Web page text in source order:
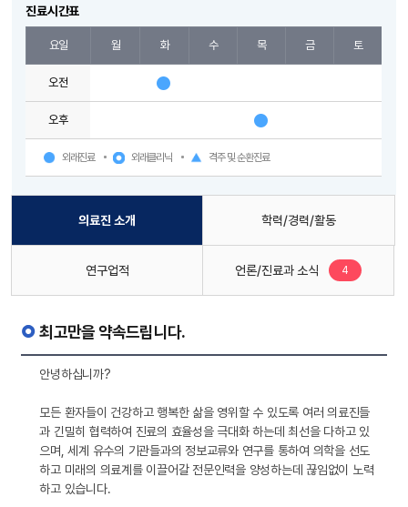
진료시간표
요일 월 화 수 목 금 토
오전
오후
외래진료 외래클리닉 격주 및 순환진료
의료진 소개 학력/경력/활동
연구업적 언론/진료과 소식 4
최고만을 약속드립니다.
안녕하십니까?
모든 환자들이 건강하고 행복한 삶을 영위할 수 있도록 여러 의료진들
과 긴밀히 협력하여 진료의 효율성을 극대화 하는데 최선을 다하고 있
으며, 세계 유수의 기관들과의 정보교류와 연구를 통하여 의학을 선도
하고 미래의 의료계를 이끌어갈 전문인력을 양성하는데 끊임없이 노력
하고 있습니다.